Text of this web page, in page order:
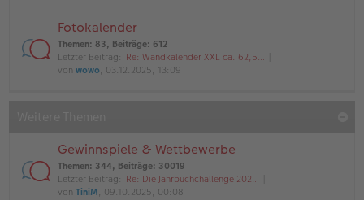
Fotokalender
Themen: 83, Beiträge: 612
Letzter Beitrag: Re: Wandkalender XXL ca. 62,5…
von wowo, 03.12.2025, 13:09
Gewinnspiele & Wettbewerbe
Themen: 344, Beiträge: 30019
Letzter Beitrag: Re: Die Jahrbuchchallenge 202…
von TiniM, 09.10.2025, 00:08